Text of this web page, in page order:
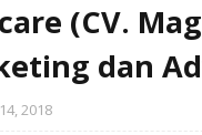
(CV.
dan
2018